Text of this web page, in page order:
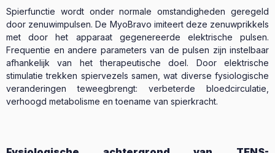
Spierfunctie wordt onder normale omstandigheden geregeld
door zenuwimpulsen. De MyoBravo imiteert deze zenuwprikkels
met door het apparaat gegenereerde elektrische pulsen.
Frequentie en andere parameters van de pulsen zijn instelbaar
afhankelijk van het therapeutische doel. Door elektrische
stimulatie trekken spiervezels samen, wat diverse fysiologische
veranderingen teweegbrengt: verbeterde bloedcirculatie,
verhoogd metabolisme en toename van spierkracht.